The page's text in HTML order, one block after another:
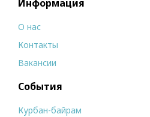
Информация
О нас
Контакты
Вакансии
События
Курбан-байрам